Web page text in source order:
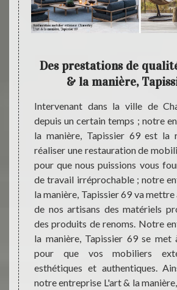
de
de
69
des
pour
en
Des prestations de
& la manière,
Intervenant dans la ville de
depuis un certain temps ; notre
la manière, Tapissier 69 est la
réaliser une restauration de
pour que nous puissions vous
de travail irréprochable ; notre
la manière, Tapissier 69 va
de nos artisans des matériels
des produits de renoms. Notre
la manière, Tapissier 69 se met
pour que vos mobiliers
esthétiques et authentiques.
notre entreprise L'art & la